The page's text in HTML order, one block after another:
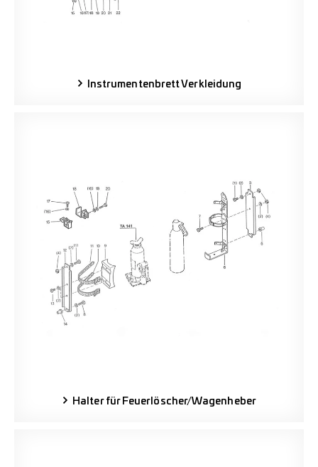
Instrumentenbrett Verkleidung
Halter für Feuerlöscher/Wagenheber